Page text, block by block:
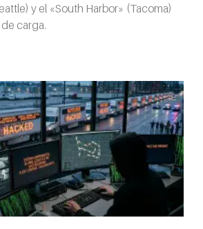
y el «South Harbor» (Tacoma)
carga.